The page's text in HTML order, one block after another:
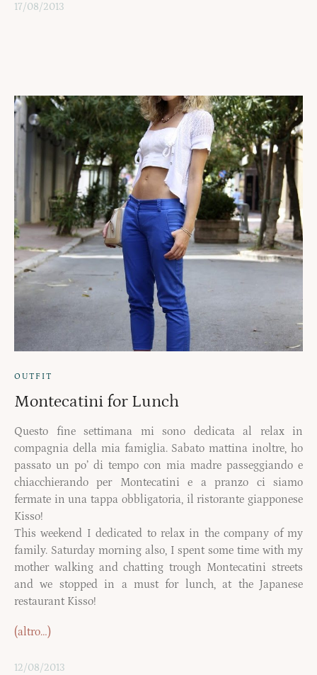
17/08/2013
OUTFIT
Montecatini for Lunch
Questo fine settimana mi sono dedicata al relax in
compagnia della mia famiglia. Sabato mattina inoltre, ho
passato un po’ di tempo con mia madre passeggiando e
chiacchierando per Montecatini e a pranzo ci siamo
fermate in una tappa obbligatoria, il ristorante giapponese
Kisso!
This weekend I dedicated to relax in the company of my
family. Saturday morning also, I spent some time with my
mother walking and chatting trough Montecatini streets
and we stopped in a must for lunch, at the Japanese
restaurant Kisso!
(altro…)
12/08/2013